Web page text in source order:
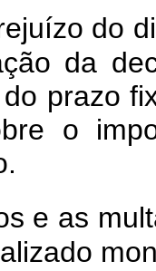
do
da
prazo
o
e as